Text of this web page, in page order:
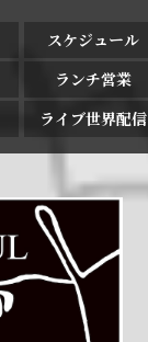
スケジュール
ランチ営業
ライブ世界配信